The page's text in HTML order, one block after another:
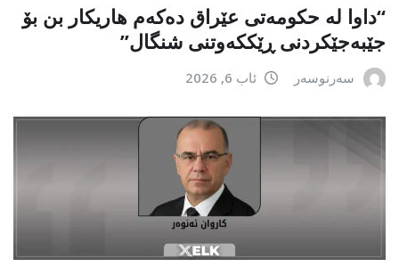
“داوا لە حكومەتی عێراق دەكەم هاریكار بن بۆ
جێبەجێكردنی ڕێككەوتنی شنگال”
سەرنوسەر ئاب 6, 2026